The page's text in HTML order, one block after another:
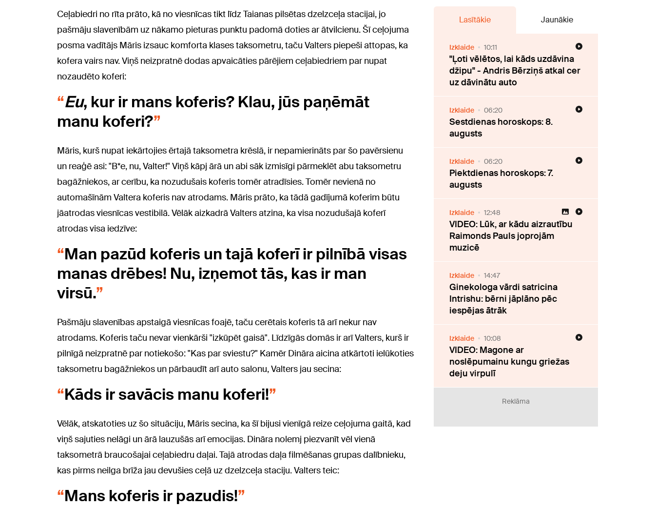
Ceļabiedri no rīta prāto, kā no viesnīcas tikt līdz Taianas pilsētas dzelzceļa stacijai, jo
pašmāju slavenībām uz nākamo pieturas punktu padomā doties ar ātvilcienu. Šī ceļojuma
posma vadītājs Māris izsauc komforta klases taksometru, taču Valters piepeši attopas, ka
kofera vairs nav. Viņš neizpratnē dodas apvaicāties pārējiem ceļabiedriem par nupat
nozaudēto koferi:
Eu, kur ir mans koferis? Klau, jūs paņēmāt
manu koferi?
Māris, kurš nupat iekārtojies ērtajā taksometra krēslā, ir nepamierināts par šo pavērsienu
un reaģē asi: "B*e, nu, Valter!" Viņš kāpj ārā un abi sāk izmisīgi pārmeklēt abu taksometru
bagāžniekos, ar cerību, ka nozudušais koferis tomēr atradīsies. Tomēr nevienā no
automašīnām Valtera koferis nav atrodams. Māris prāto, ka tādā gadījumā koferim būtu
jāatrodas viesnīcas vestibilā. Vēlāk aizkadrā Valters atzina, ka visa nozudušajā koferī
atrodas visa iedzīve:
Man pazūd koferis un tajā koferī ir pilnībā visas
manas drēbes! Nu, izņemot tās, kas ir man
virsū.
Pašmāju slavenības apstaigā viesnīcas foajē, taču cerētais koferis tā arī nekur nav
atrodams. Koferis taču nevar vienkārši "izkūpēt gaisā". Līdzīgās domās ir arī Valters, kurš ir
pilnīgā neizpratnē par notiekošo: "Kas par sviestu?" Kamēr Dināra aicina atkārtoti ielūkoties
taksometru bagāžniekos un pārbaudīt arī auto salonu, Valters jau secina:
Kāds ir savācis manu koferi!
Vēlāk, atskatoties uz šo situāciju, Māris secina, ka šī bijusi vienīgā reize ceļojuma gaitā, kad
viņš sajuties nelāgi un ārā lauzušās arī emocijas. Dināra nolemj piezvanīt vēl vienā
taksometrā braucošajai ceļabiedru daļai. Tajā atrodas daļa filmēšanas grupas dalībnieku,
kas pirms neilga brīža jau devušies ceļā uz dzelzceļa staciju. Valters teic:
Mans koferis ir pazudis!
Lasītākie Jaunākie
Izklaide 10:11
"Ļoti vēlētos, lai kāds uzdāvina
džipu" - Andris Bērziņš atkal cer
uz dāvinātu auto
Izklaide 06:20
Sestdienas horoskops: 8.
augusts
Izklaide 06:20
Piektdienas horoskops: 7.
augusts
Izklaide 12:48
VIDEO: Lūk, ar kādu aizrautību
Raimonds Pauls joprojām
muzicē
Izklaide 14:47
Ginekologa vārdi satricina
Intrishu: bērni jāplāno pēc
iespējas ātrāk
Izklaide 10:08
VIDEO: Magone ar
noslēpumainu kungu griežas
deju virpulī
Reklāma